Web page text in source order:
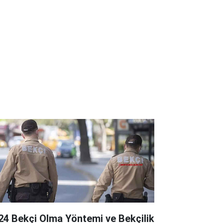
Bekçi Olma Yöntemi ve Bekçilik